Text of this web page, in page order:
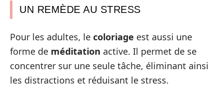
UN REMÈDE AU STRESS
Pour les adultes, le coloriage est aussi une
forme de méditation active. Il permet de se
concentrer sur une seule tâche, éliminant ainsi
les distractions et réduisant le stress.